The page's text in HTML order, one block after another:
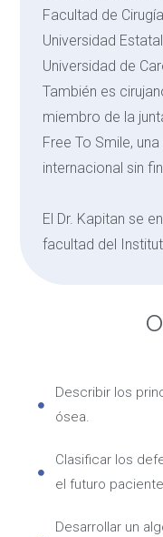
Facultad de
Universidad
Universidad de
También es
miembro de la
Free To Smile,
internacional sin
El Dr. Kapitan se
facultad del
Describir los
ósea.
Clasificar los
el futuro
Desarrollar un